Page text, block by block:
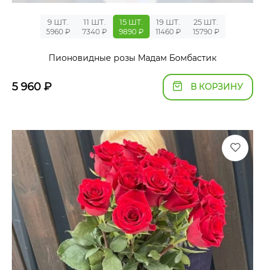
9 ШТ.
5960 ₽
11 ШТ.
7340 ₽
15 ШТ.
9890 ₽
19 ШТ.
11460 ₽
25 ШТ.
15790 ₽
Пионовидные розы Мадам Бомбастик
5 960 ₽ В КОРЗИНУ